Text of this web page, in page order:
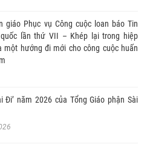
giáo Phục vụ Công cuộc loan báo Tin
lần thứ VII – Khép lại trong hiệp
một hướng đi mới cho công cuộc huấn
Đi’ năm 2026 của Tổng Giáo phận Sài